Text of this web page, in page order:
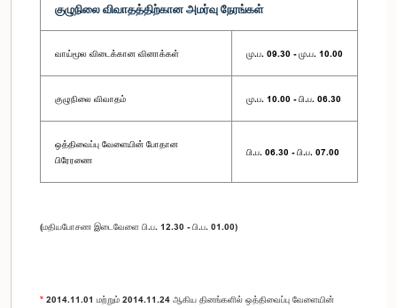
குழுநிலை விவாதத்திற்கான அமர்வு நேரங்கள்
வாய்மூல விடைக்கான வினாக்கள் மு.ப. 09.30 - மு.ப. 10.00
குழுநிலை விவாதம் மு.ப. 10.00 - பி.ப. 06.30
ஒத்திவைப்பு வேளையின் போதான
பிரேரணை
பி.ப. 06.30 - பி.ப. 07.00
(மதியபோசண இடைவேளை பி.ப. 12.30 - பி.ப. 01.00)
* 2014.11.01 மற்றும் 2014.11.24 ஆகிய தினங்களில் ஒத்திவைப்பு வேளையின்